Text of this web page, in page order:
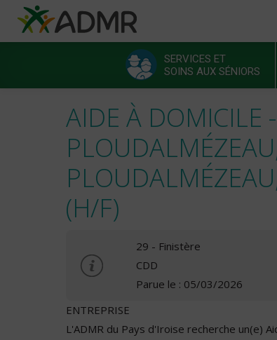
Aller au contenu principal
SERVICES ET
SOINS AUX SÉNIORS
AIDE À DOMICILE
(H/F)
29 - Finistère
CDD
Parue le : 05/03/2026
ENTREPRISE
L'ADMR du Pays d'Iroise recherche un(e)
Panneau de gestion des cookies